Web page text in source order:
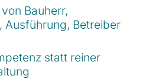
Bauherr,
Ausführung, Betreiber
statt reiner